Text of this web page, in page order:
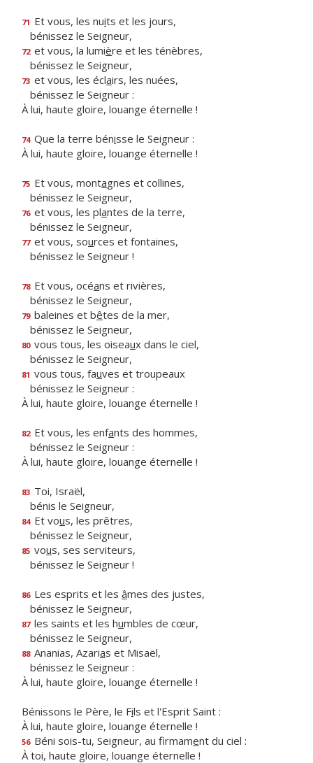
71 Et vous, les nuits et les jours,
bénissez le Seigneur,
72 et vous, la lumière et les ténèbres,
bénissez le Seigneur,
73 et vous, les éclairs, les nuées,
bénissez le Seigneur :
À lui, haute gloire, louange éternelle !
74 Que la terre bénisse le Seigneur :
À lui, haute gloire, louange éternelle !
75 Et vous, montagnes et collines,
bénissez le Seigneur,
76 et vous, les plantes de la terre,
bénissez le Seigneur,
77 et vous, sources et fontaines,
bénissez le Seigneur !
78 Et vous, océans et rivières,
bénissez le Seigneur,
79 baleines et bêtes de la mer,
bénissez le Seigneur,
80 vous tous, les oiseaux dans le ciel,
bénissez le Seigneur,
81 vous tous, fauves et troupeaux
bénissez le Seigneur :
À lui, haute gloire, louange éternelle !
82 Et vous, les enfants des hommes,
bénissez le Seigneur :
À lui, haute gloire, louange éternelle !
83 Toi, Israël,
bénis le Seigneur,
84 Et vous, les prêtres,
bénissez le Seigneur,
85 vous, ses serviteurs,
bénissez le Seigneur !
86 Les esprits et les âmes des justes,
bénissez le Seigneur,
87 les saints et les humbles de cœur,
bénissez le Seigneur,
88 Ananias, Azarias et Misaël,
bénissez le Seigneur :
À lui, haute gloire, louange éternelle !
Bénissons le Père, le Fils et l'Esprit Saint :
À lui, haute gloire, louange éternelle !
56 Béni sois-tu, Seigneur, au firmament du ciel :
À toi, haute gloire, louange éternelle !